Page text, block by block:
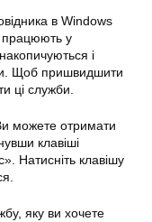
в Windows
працюють у
і
Щоб пришвидшити
ці служби.
можете отримати
клавіші
Натисніть клавішу
яку ви хочете